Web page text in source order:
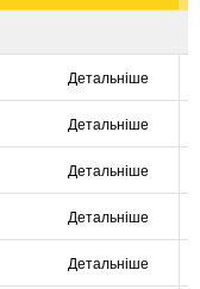
Детальніше
Детальніше
Детальніше
Детальніше
Детальніше